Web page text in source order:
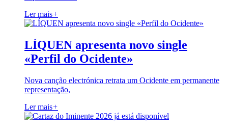
Ler mais+
LÍQUEN apresenta novo single
«Perfil do Ocidente»
Nova canção electrónica retrata um Ocidente em permanente
representação,
Ler mais+